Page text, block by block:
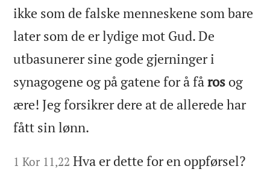
ikke som de falske menneskene som bare
later som de er lydige mot Gud. De
utbasunerer sine gode gjerninger i
synagogene og på gatene for å fåros og
ære! Jeg forsikrer dere at de allerede har
fått sin lønn.
1 Kor 11,22 Hva er dette for en oppførsel?